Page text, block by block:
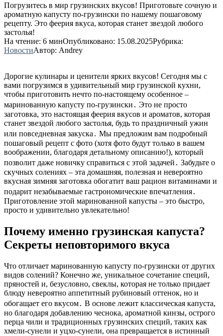
Погрузитесь в мир грузинских вкусов! Приготовьте сочную и
ароматную капусту по-грузински по нашему пошаговому
рецепту. Это феерия вкуса, которая станет звездой любого
застолья!
На чтение: 6 минОпубликовано: 15.08.2025Рубрика:
НовостиАвтор: Andrey
Дорогие кулинары и ценители ярких вкусов! Сегодня мы с
вами погрузимся в удивительный мир грузинской кухни,
чтобы приготовить нечто по-настоящему особенное –
маринованную капусту по-грузински․ Это не просто
заготовка, это настоящая феерия вкусов и ароматов, которая
станет звездой любого застолья, будь то праздничный ужин
или повседневная закуска․ Мы предложим вам подробный
пошаговый рецепт с фото (хотя фото будут только в вашем
воображении, благодаря детальному описанию!), который
позволит даже новичку справиться с этой задачей․ Забудьте о
скучных солениях – эта домашняя, полезная и невероятно
вкусная зимняя заготовка обогатит ваш рацион витаминами и
подарит незабываемые гастрономические впечатления․
Приготовление этой маринованной капусты – это быстро,
просто и удивительно увлекательно!
Почему именно грузинская капуста?
Секреты неповторимого вкуса
Что отличает маринованную капусту по-грузински от других
видов солений? Конечно же, уникальное сочетание специй,
пряностей и, безусловно, свеклы, которая не только придает
блюду невероятно аппетитный рубиновый оттенок, но и
обогащает его вкусом․ В основе лежит классическая капуста,
но благодаря добавлению чеснока, ароматной кинзы, острого
перца чили и традиционных грузинских специй, таких как
хмели-сунели и уцхо-сунели, она превращается в истинный